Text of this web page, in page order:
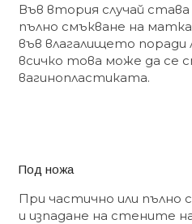
Във втория случай става
пълно смъкване на
във влагалището поради
всичко това може да се
вагинопластиката.
Под ножа
При частично или пълно
и изпадане на стените